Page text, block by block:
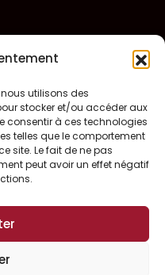
nous utilisons des
stocker et/ou accéder aux
consentir à ces technologies
telles que le comportement
site. Le fait de ne pas
peut avoir un effet négatif
les obligations pour les
gratuitement ?